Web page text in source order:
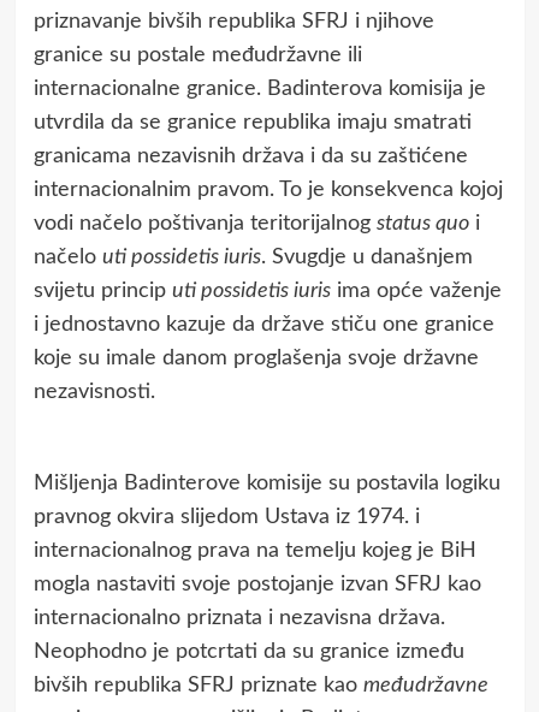
priznavanje bivših republika SFRJ i njihove
granice su postale međudržavne ili
internacionalne granice. Badinterova komisija je
utvrdila da se granice republika imaju smatrati
granicama nezavisnih država i da su zaštićene
internacionalnim pravom. To je konsekvenca kojoj
vodi načelo poštivanja teritorijalnog status quoi
načelo uti possidetis iuris. Svugdje u današnjem
svijetu princip uti possidetis iurisima opće važenje
i jednostavno kazuje da države stiču one granice
koje su imale danom proglašenja svoje državne
nezavisnosti.
Mišljenja Badinterove komisije su postavila logiku
pravnog okvira slijedom Ustava iz 1974. i
internacionalnog prava na temelju kojeg je BiH
mogla nastaviti svoje postojanje izvan SFRJ kao
internacionalno priznata i nezavisna država.
Neophodno je potcrtati da su granice između
bivših republika SFRJ priznate kao međudržavne